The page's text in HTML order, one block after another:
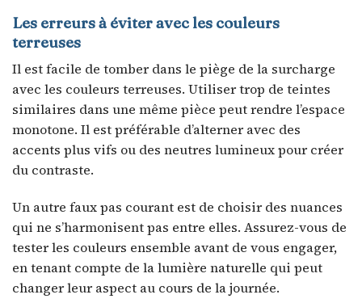
Les erreurs à éviter avec les couleurs
terreuses
Il est facile de tomber dans le piège de la surcharge
avec les couleurs terreuses. Utiliser trop de teintes
similaires dans une même pièce peut rendre l’espace
monotone. Il est préférable d’alterner avec des
accents plus vifs ou des neutres lumineux pour créer
du contraste.
Un autre faux pas courant est de choisir des nuances
qui ne s’harmonisent pas entre elles. Assurez-vous de
tester les couleurs ensemble avant de vous engager,
en tenant compte de la lumière naturelle qui peut
changer leur aspect au cours de la journée.